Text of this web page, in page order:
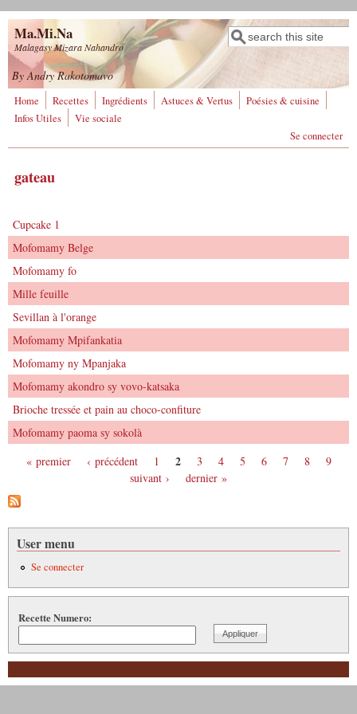
Aller au contenu principal
Ma.Mi.Na
Malagasy Mizara Nahandro
Formulaire de
recherche
Rechercher
By Andry Rakotomavo
Home Recettes Ingrédients Astuces & Vertus
Poésies & cuisine
Infos Utiles
Vie sociale
Se connecter
gateau
Cupcake 1
Mofomamy Belge
Mofomamy fo
Mille feuille
Sevillan à l'orange
Mofomamy Mpifankatia
Mofomamy ny Mpanjaka
Mofomamy akondro sy vovo-katsaka
Brioche tressée et pain au choco-confiture
Mofomamy paoma sy sokolà
Pages
« premier ‹ précédent 1 2 3 4 5 6 7 8
9
suivant ›
dernier »
User menu
Se connecter
Recette Numero: